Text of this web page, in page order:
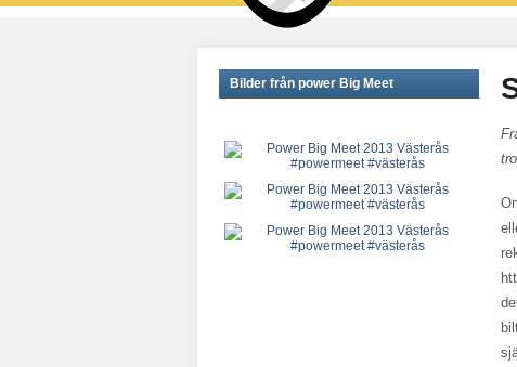
Bilder från power Big Meet